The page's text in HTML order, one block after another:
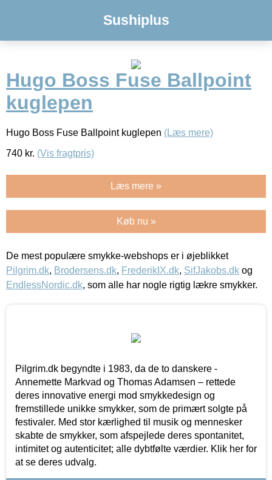
Sushiplus
Hugo Boss Fuse Ballpoint
kuglepen
Hugo Boss Fuse Ballpoint kuglepen (Læs mere)
740 kr. (Vis fragtpris)
Læs mere »
Køb nu »
De mest populære smykke-webshops er i øjeblikket
Pilgrim.dk, Brodersens.dk, FrederikIX.dk, SifJakobs.dk og
EndlessNordic.dk, som alle har nogle rigtig lækre smykker.
Pilgrim.dk begyndte i 1983, da de to danskere -
Annemette Markvad og Thomas Adamsen – rettede
deres innovative energi mod smykkedesign og
fremstillede unikke smykker, som de primært solgte på
festivaler. Med stor kærlighed til musik og mennesker
skabte de smykker, som afspejlede deres spontanitet,
intimitet og autenticitet; alle dybtfølte værdier. Klik her for
at se deres udvalg.